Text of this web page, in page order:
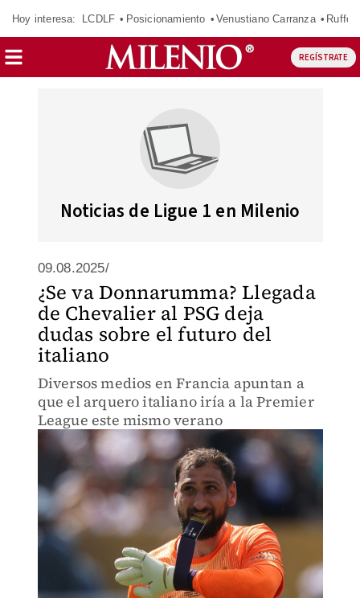
Hoy interesa: LCDLF Posicionamiento Venustiano Carranza Ruffo
REGÍSTRATE
Noticias de Ligue 1 en Milenio
09.08.2025/
¿Se va Donnarumma? Llegada
de Chevalier al PSG deja
dudas sobre el futuro del
italiano
Diversos medios en Francia apuntan a
que el arquero italiano iría a la Premier
League este mismo verano